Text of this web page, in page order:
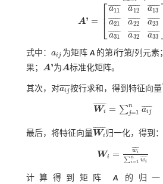
A' = ⎡
⎣
⎢ a11
¯ ¯
¯¯¯
a21
¯ ¯
¯¯¯
a31
¯ ¯
¯¯¯
a12
¯ ¯
¯¯¯
a22
¯ ¯
¯¯¯
a32
¯ ¯
¯¯¯
a13
¯ ¯
¯¯¯
a23
¯ ¯
¯¯¯
a33
¯ ¯
¯¯¯
A'= a11 ¯a12¯ 13¯a 21¯a
式中：ai j
aij 为矩阵A的第i行第j列元素
果；
A'
A' 为 A
A 标准化矩阵。
其次，对ai j
¯ ¯
¯¯
aij¯按行求和，得到特征向量
Wi
¯ ¯
¯¯¯ = ∑n
j=1 ai j
¯ ¯
¯¯
Wi¯ =∑j =1 naij¯
最后，将特征向量Wi
¯ ¯
¯¯¯
Wi¯归一化，得到：
Wi = wi
¯ ¯
¯¯
∑n
i=1 wi
¯ ¯
¯¯
Wi= wi¯ ∑i=1nwi¯
计算得到矩阵A 的归